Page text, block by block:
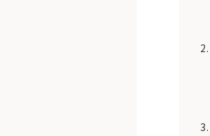
2.
3.